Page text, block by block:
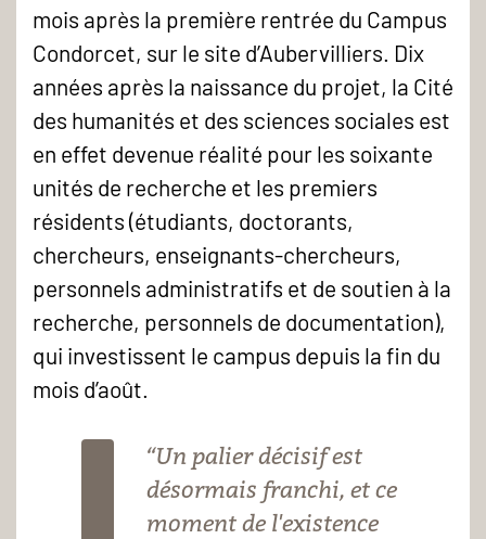
mois après la première rentrée du Campus
Condorcet, sur le site d’Aubervilliers. Dix
années après la naissance du projet, la Cité
des humanités et des sciences sociales est
en effet devenue réalité pour les soixante
unités de recherche et les premiers
résidents (étudiants, doctorants,
chercheurs, enseignants-chercheurs,
personnels administratifs et de soutien à la
recherche, personnels de documentation),
qui investissent le campus depuis la fin du
mois d’août.
“Un palier décisif est
désormais franchi, et ce
moment de l'existence